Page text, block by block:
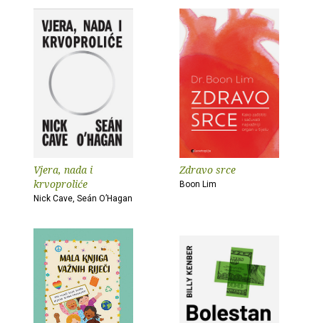
Vjera, nada i
krvoproliće
Nick Cave, Seán O’Hagan
Zdravo srce
Boon Lim